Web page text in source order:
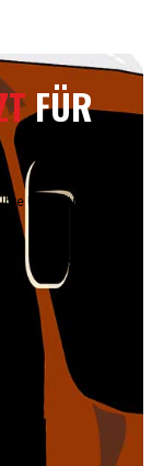
FÜR
Unterstützung.